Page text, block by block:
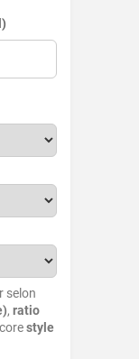
selon
,ratio
style